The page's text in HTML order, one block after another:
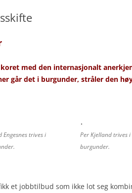
med den internasjonalt
går det i burgunder, stråler den
Engesnes trives i
Per Kjelland trives i
burgunder.
et jobbtilbud som ikke lot seg